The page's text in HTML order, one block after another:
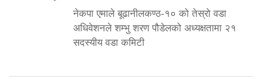
नेकपा एमाले बूढानीलकण्ठ-१० को तेस्रो वडा
अधिवेशनले शम्भु शरण पौडेलको अध्यक्षतामा २१
सदस्यीय वडा कमिटी